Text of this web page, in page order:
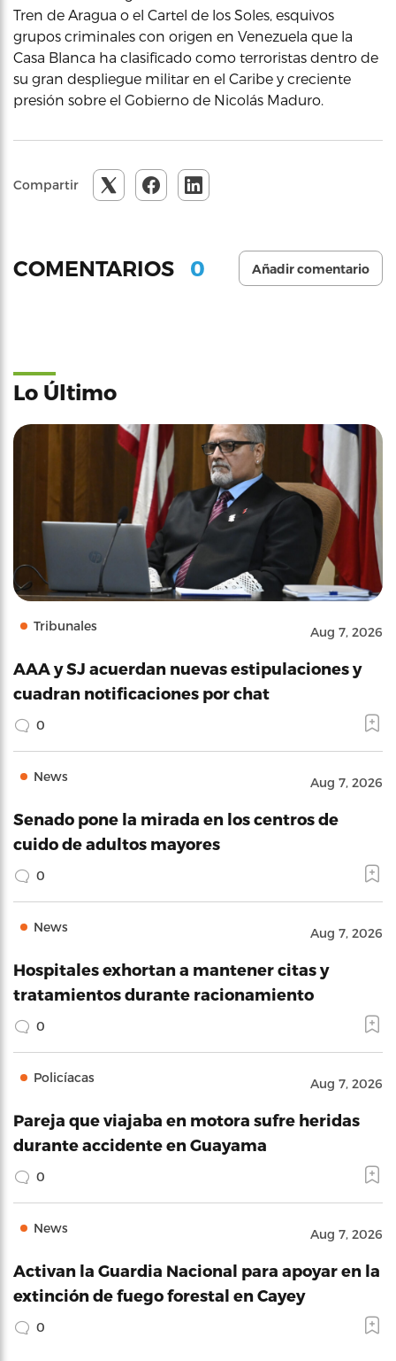
Tren de Aragua o el Cartel de los Soles, esquivos
grupos criminales con origen en Venezuela que la
Casa Blanca ha clasificado como terroristas dentro de
su gran despliegue militar en el Caribe y creciente
presión sobre el Gobierno de Nicolás Maduro.
Compartir
COMENTARIOS 0 Añadir comentario
Lo Último
Tribunales Aug 7, 2026
AAA y SJ acuerdan nuevas estipulaciones y
cuadran notificaciones por chat
0
News Aug 7, 2026
Senado pone la mirada en los centros de
cuido de adultos mayores
0
News Aug 7, 2026
Hospitales exhortan a mantener citas y
tratamientos durante racionamiento
0
Policíacas Aug 7, 2026
Pareja que viajaba en motora sufre heridas
durante accidente en Guayama
0
News Aug 7, 2026
Activan la Guardia Nacional para apoyar en la
extinción de fuego forestal en Cayey
0